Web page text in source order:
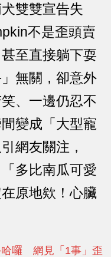
雙雙宣告失
不是歪頭賣
至直接躺下耍
無關，卻意外
、一邊仍忍不
變成「大型寵
網友關注，
多比南瓜可愛
原地欸！心臟
哈囉 網見「1事」歪